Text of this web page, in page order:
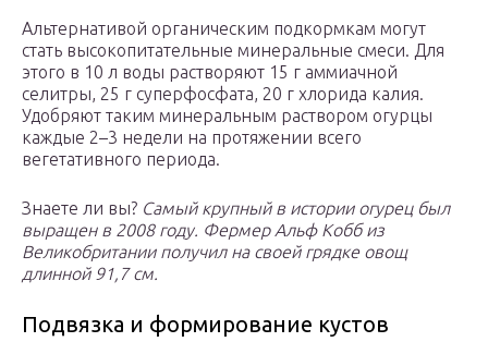
Альтернативой органическим подкормкам могут
стать высокопитательные минеральные смеси. Для
этого в 10 л воды растворяют 15 г аммиачной
селитры, 25 г суперфосфата, 20 г хлорида калия.
Удобряют таким минеральным раствором огурцы
каждые 2–3 недели на протяжении всего
вегетативного периода.
Знаете ли вы? Самый крупный в истории огурец был
выращен в 2008 году. Фермер Альф Кобб из
Великобритании получил на своей грядке овощ
длинной 91,7 см.
Подвязка и формирование кустов